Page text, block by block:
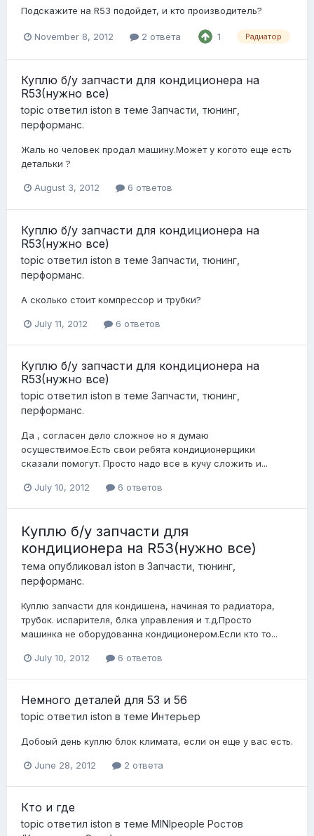
Подскажите на R53 подойдет, и кто производитель?
November 8, 2012 2 ответа 1 Радиатор
Куплю б/у запчасти для кондиционера на
R53(нужно все)
topic ответил iston в теме Запчасти, тюнинг,
перформанс.
Жаль но человек продал машину.Может у когото еще есть
детальки ?
August 3, 2012 6 ответов
Куплю б/у запчасти для кондиционера на
R53(нужно все)
topic ответил iston в теме Запчасти, тюнинг,
перформанс.
А сколько стоит компрессор и трубки?
July 11, 2012 6 ответов
Куплю б/у запчасти для кондиционера на
R53(нужно все)
topic ответил iston в теме Запчасти, тюнинг,
перформанс.
Да , согласен дело сложное но я думаю
осуществимое.Есть свои ребята кондиционерщики
сказали помогут. Просто надо все в кучу сложить и...
July 10, 2012 6 ответов
Куплю б/у запчасти для
кондиционера на R53(нужно все)
тема опубликовал iston в Запчасти, тюнинг,
перформанс.
Куплю запчасти для кондишена, начиная то радиатора,
трубок. испарителя, блка управления и т.д.Просто
машинка не оборудованна кондиционером.Если кто то...
July 10, 2012 6 ответов
Немного деталей для 53 и 56
topic ответил iston в теме Интерьер
Добоый день куплю блок климата, если он еще у вас есть.
June 28, 2012 2 ответа
Кто и где
topic ответил iston в теме MINIpeople Ростов